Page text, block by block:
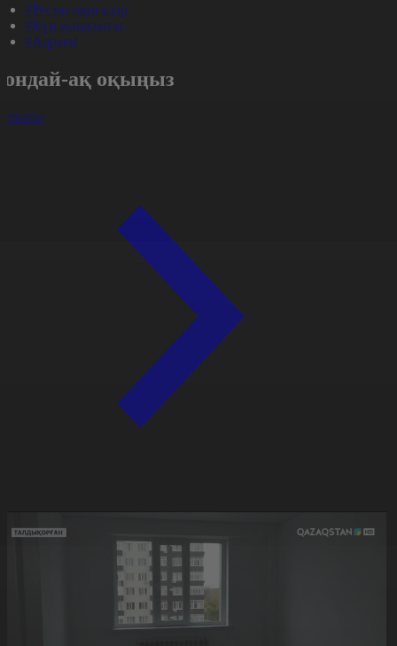
#Ресми оқиғалар
#Күн жаңалығы
#Aqparat
ақ оқыңыз